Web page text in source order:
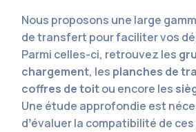
Nous proposons une large
de transfert pour faciliter vos
Parmi celles-ci, retrouvez les
chargement, les planches de
coffres de toitou encore les
Une étude approfondie est
dʼévaluer la compatibilité de